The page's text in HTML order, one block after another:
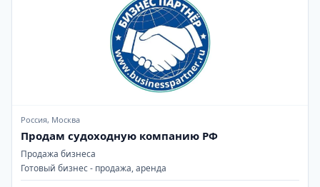
Россия, Москва
Продам судоходную компанию РФ
Продажа бизнеса
Готовый бизнес - продажа, аренда